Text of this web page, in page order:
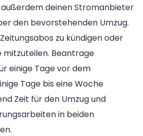
deinen Stromanbieter
den bevorstehenden Umzug.
zu kündigen oder
mitzuteilen. Beantrage
einige Tage vor dem
Tage bis eine Woche
Zeit für den Umzug und
in beiden